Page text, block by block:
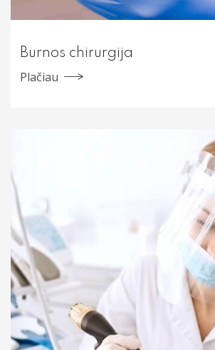
Burnos chirurgija
Plačiau